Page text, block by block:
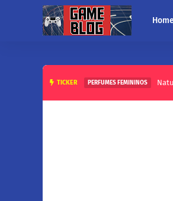
TICKER PERFUMES FEMININOS